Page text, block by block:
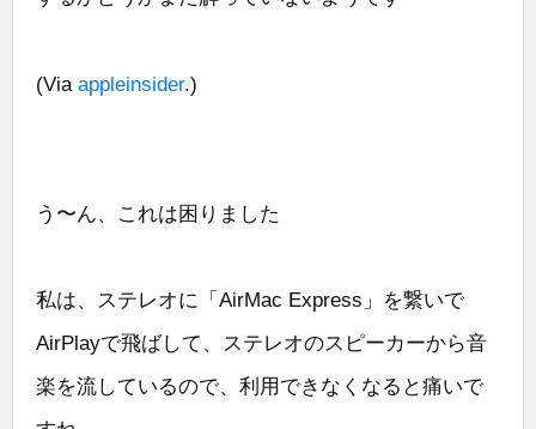
(Via appleinsider.)
う〜ん、これは困りました
私は、ステレオに「AirMac Express」を繋いで
AirPlayで飛ばして、ステレオのスピーカーから音
楽を流しているので、利用できなくなると痛いで